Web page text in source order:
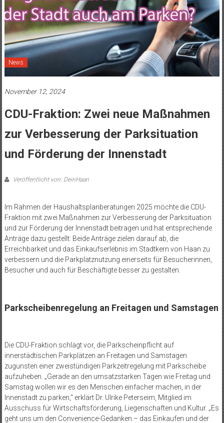
News
November 12, 2024
CDU-Fraktion: Zwei neue Maßnahmen
zur Verbesserung der Parksituation
und Förderung der Innenstadt
Veröffentlicht von: DeinHaan
Im Rahmen der Haushaltsplanberatungen 2025 möchte die CDU-
Fraktion mit zwei Maßnahmen zur Verbesserung der Parksituation
und zur Förderung der Innenstadt beitragen und hat entsprechende
Anträge dazu gestellt: Beide Anträge zielen darauf ab, die
Erreichbarkeit und das Einkaufserlebnis im Stadtkern von Haan zu
verbessern und die Parkplatznutzung einerseits für Besucherinnen,
Besucher und auch für Beschäftigte besser zu gestalten.
Parkscheibenregelung an Freitagen und Samstagen
Die CDU-Fraktion schlägt vor, die Parkscheinpflicht auf
innerstädtischen Parkplätzen an Freitagen und Samstagen
zugunsten einer zweistündigen Parkzeitregelung mit Parkscheibe
aufzuheben. „Gerade an den umsatzstarken Tagen wie Freitag und
Samstag wollen wir es den Menschen einfacher machen, in der
Innenstadt zu parken,“ erklärt Dr. Ulrike Peterseim, Mitglied im
Ausschuss für Wirtschaftsförderung, Liegenschaften und Kultur. „Es
geht uns um den Convenience-Gedanken – das Einkaufen und der